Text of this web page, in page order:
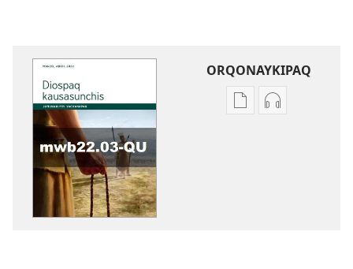
ORQONAYKIPAQ
KaypiKaypin